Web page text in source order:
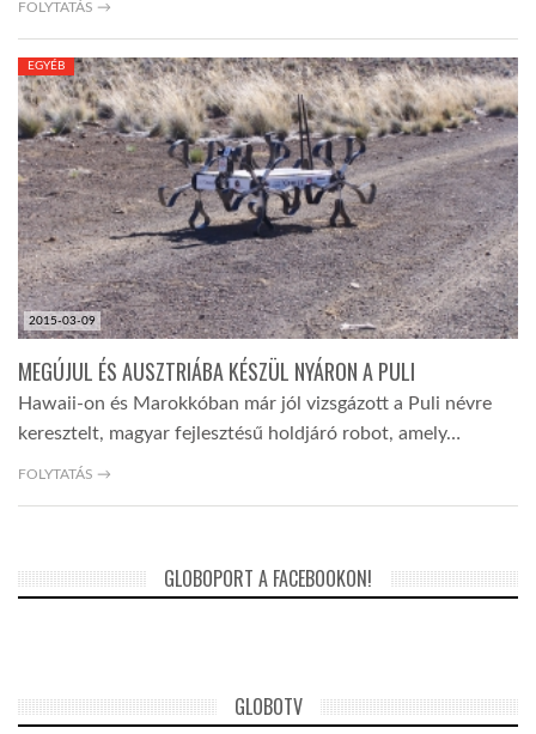
GLOBOTV BP
HÍR3D
TROPICALMAGAZIN
GLOBOTV
AFRIKA TUDÁSTÁR
GLOBOZSARU
LATIMO.HU
FOLYTATÁS →
2015-03-09
EGYÉB
MEGÚJUL ÉS AUSZTRIÁBA KÉSZÜL NYÁRON A PULI
Hawaii-on és Marokkóban már jól vizsgázott a Puli névre
keresztelt, magyar fejlesztésű holdjáró robot, amely…
FOLYTATÁS →
GLOBOPORT A FACEBOOKON!
GLOBOTV